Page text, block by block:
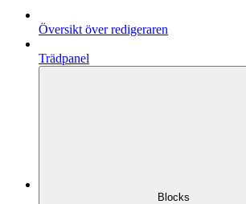
Översikt över redigeraren
Trädpanel
Blocks